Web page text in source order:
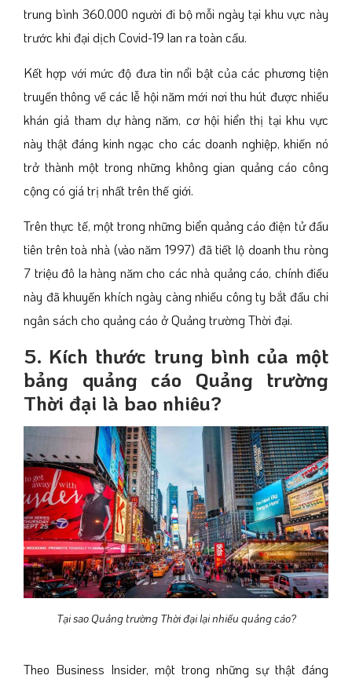
trung bình 360.000 người đi bộ mỗi ngày tại khu vực này
trước khi đại dịch Covid-19 lan ra toàn cầu.
Kết hợp với mức độ đưa tin nổi bật của các phương tiện
truyền thông về các lễ hội năm mới nơi thu hút được nhiều
khán giả tham dự hàng năm, cơ hội hiển thị tại khu vực
này thật đáng kinh ngạc cho các doanh nghiệp, khiến nó
trở thành một trong những không gian quảng cáo công
cộng có giá trị nhất trên thế giới.
Trên thực tế, một trong những biển quảng cáo điện tử đầu
tiên trên toà nhà (vào năm 1997) đã tiết lộ doanh thu ròng
7 triệu đô la hàng năm cho các nhà quảng cáo, chính điều
này đã khuyến khích ngày càng nhiều công ty bắt đầu chi
ngân sách cho quảng cáo ở Quảng trường Thời đại.
5. Kích thước trung bình của một
bảng quảng cáo Quảng trường
Thời đại là bao nhiêu?
Tại sao Quảng trường Thời đại lại nhiều quảng cáo?
Theo Business Insider, một trong những sự thật đáng